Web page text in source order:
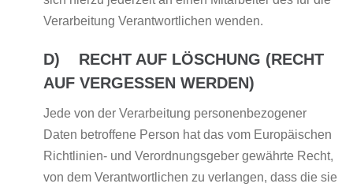
Verarbeitung Verantwortlichen wenden.
D) RECHT AUF LÖSCHUNG (RECHT
AUF VERGESSEN WERDEN)
Jede von der Verarbeitung personenbezogener
Daten betroffene Person hat das vom Europäischen
Richtlinien- und Verordnungsgeber gewährte Recht,
von dem Verantwortlichen zu verlangen, dass die sie